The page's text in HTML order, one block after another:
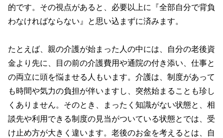
的です。その視点があると、必要以上に『全部自分で背負
わなければならない』と思い込まずに済みます。
たとえば、親の介護が始まった人の中には、自分の老後資
金より先に、目の前の介護費用や通院の付き添い、仕事と
の両立に頭を悩ませる人もいます。介護は、制度があって
も時間や気力の負担が伴いますし、突然始まることも珍し
くありません。そのとき、まったく知識がない状態と、相
談先や利用できる制度の見当がついている状態とでは、受
け止め方が大きく違います。老後のお金を考えるとは、自